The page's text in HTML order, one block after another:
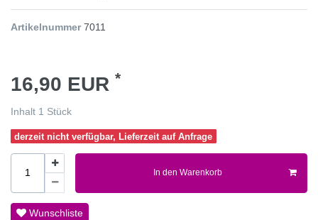
Artikelnummer7011
16,90 EUR *
Inhalt 1 Stück
derzeit nicht verfügbar, Lieferzeit auf Anfrage
In den Warenkorb
Wunschliste